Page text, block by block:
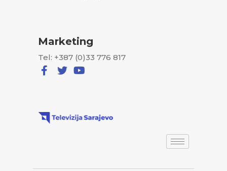
Marketing
Tel: +387 (0)33 776 817